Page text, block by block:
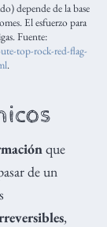
depende de la base
El esfuerzo para
Fuente:
top-rock-red-flag-
.
que
de un
,